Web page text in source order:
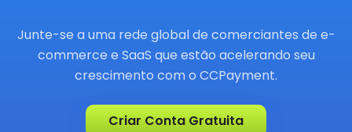
Junte-se a uma rede global de comerciantes de e-
commerce e SaaS que estão acelerando seu
crescimento com o CCPayment.
Criar Conta Gratuita